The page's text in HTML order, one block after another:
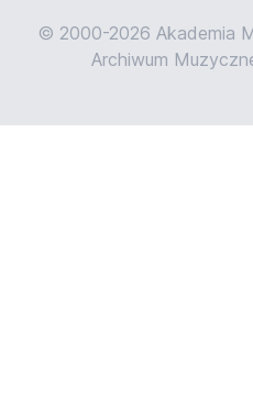
© 2000-2026 Akademia
Archiwum